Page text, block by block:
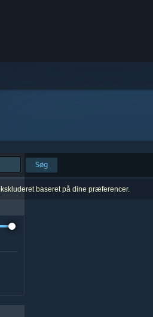
Søg
baseret på dine præferencer.